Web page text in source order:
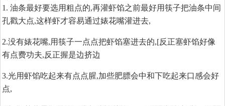
1. 油条最好要选用粗点的,再灌虾馅之前最好用筷子把油条中间
孔戳大点,这样虾才容易通过婊花嘴灌进去,
2.没有婊花嘴,用筷子一点点把虾馅塞进去的,[反正塞虾馅好像
有点费功夫,反正握是边挤边
3.光用虾馅吃起来有点点腥,加些肥膘会中和下吃起来口感会好
点,